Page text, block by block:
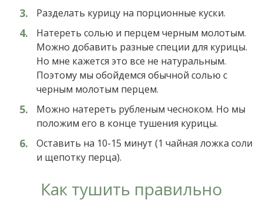
Разделать курицу на порционные куски.
Натереть солью и перцем черным молотым.
Можно добавить разные специи для курицы.
Но мне кажется это все не натуральным.
Поэтому мы обойдемся обычной солью с
черным молотым перцем.
Можно натереть рубленым чесноком. Но мы
положим его в конце тушения курицы.
Оставить на 10-15 минут (1 чайная ложка соли
и щепотку перца).
Как тушить правильно